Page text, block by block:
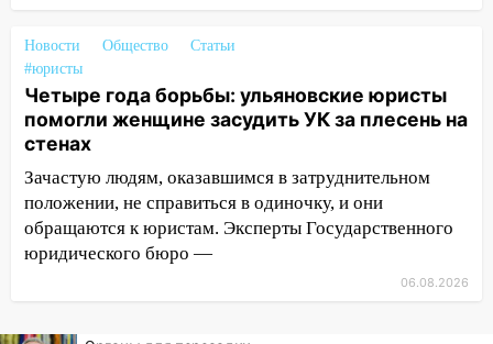
11:12
Соцсети: на Рябикова автомобиль
врезался в забор
10:27 Где есть бензин в Ульяновске
днем 6 августа: список АЗС
10:16 Внимание! В Ульяновской области
объявлена ракетная опасность
10:00
В Старомайнском районе утонул
51-летний мужчина
застрял в тепловозе
Новости Общество
Статьи
#юристы
Четыре года борьбы: ульяновские юристы
помогли женщине засудить УК за плесень на
стенах
Зачастую людям, оказавшимся в затруднительном
положении, не справиться в одиночку, и они
обращаются к юристам. Эксперты Государственного
юридического бюро —
06.08.2026